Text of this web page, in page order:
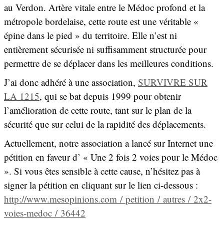
au Verdon. Artère vitale entre le Médoc profond et la
métropole bordelaise, cette route est une véritable «
épine dans le pied » du territoire. Elle n’est ni
entièrement sécurisée ni suffisamment structurée pour
permettre de se déplacer dans les meilleures conditions.
J’ai donc adhéré à une association, SURVIVRE SUR
LA 1215, qui se bat depuis 1999 pour obtenir
l’amélioration de cette route, tant sur le plan de la
sécurité que sur celui de la rapidité des déplacements.
Actuellement, notre association a lancé sur Internet une
pétition en faveur d’ « Une 2 fois 2 voies pour le Médoc
». Si vous êtes sensible à cette cause, n’hésitez pas à
signer la pétition en cliquant sur le lien ci-dessous :
http://www.mesopinions.com / petition / autres / 2x2-
voies-medoc / 36442